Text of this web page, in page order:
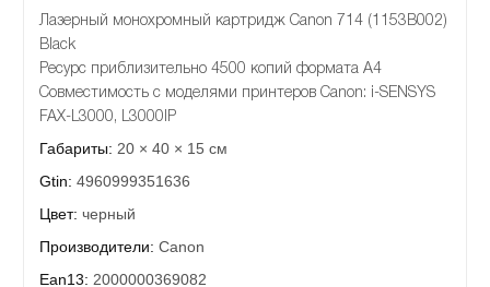
Лазерный монохромный картридж Canon 714 (1153B002)
Black
Ресурс приблизительно 4500 копий формата А4
Совместимость с моделями принтеров Canon: i-SENSYS
FAX-L3000, L3000IP
Габариты: 20 × 40 × 15 см
Gtin: 4960999351636
Цвет: черный
Производители: Canon
Ean13: 2000000369082